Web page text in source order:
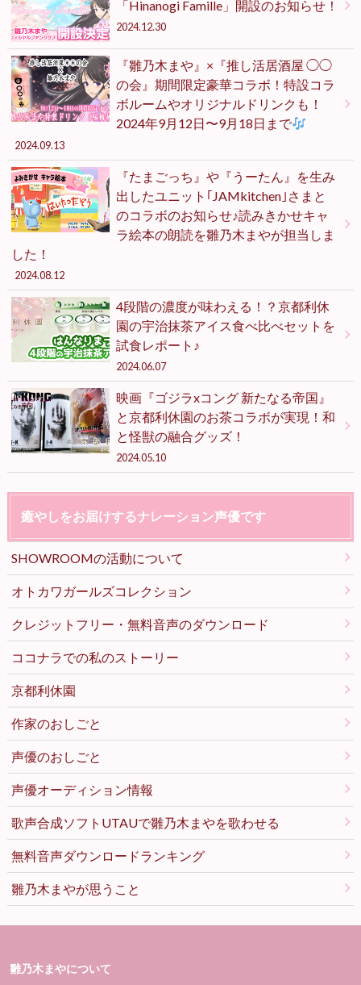
「Hinanogi Famille」開設のお知らせ！
2024.12.30
『雛乃木まや』×『推し活居酒屋 ◯◯
の会』期間限定豪華コラボ！特設コラ
ボルームやオリジナルドリンクも！
2024年9月12日〜9月18日まで
2024.09.13
『たまごっち』や『うーたん』を生み
出したユニット｢JAMkitchen｣さまと
のコラボのお知らせ♪読みきかせキャ
ラ絵本の朗読を雛乃木まやが担当しま
した！
2024.08.12
4段階の濃度が味わえる！？京都利休
園の宇治抹茶アイス食べ比べセットを
試食レポート♪
2024.06.07
映画『ゴジラxコング 新たなる帝国』
と京都利休園のお茶コラボが実現！和
と怪獣の融合グッズ！
2024.05.10
癒やしをお届けするナレーション声優です
SHOWROOMの活動について
オトカワガールズコレクション
クレジットフリー・無料音声のダウンロード
ココナラでの私のストーリー
京都利休園
作家のおしごと
声優のおしごと
声優オーディション情報
歌声合成ソフトUTAUで雛乃木まやを歌わせる
無料音声ダウンロードランキング
雛乃木まやが思うこと
雛乃木まやについて